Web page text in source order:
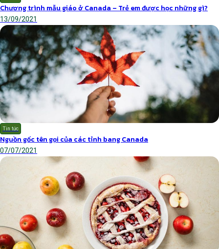
Chương trình mẫu giáo ở Canada – Trẻ em được học những gì?
13/09/2021
Tin tức
Nguồn gốc tên gọi của các tỉnh bang Canada
07/07/2021